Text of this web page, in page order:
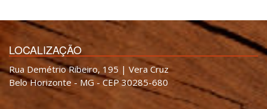
LOCALIZAÇÃO
Rua Demétrio Ribeiro, 195 | Vera Cruz
Belo Horizonte - MG - CEP 30285-680